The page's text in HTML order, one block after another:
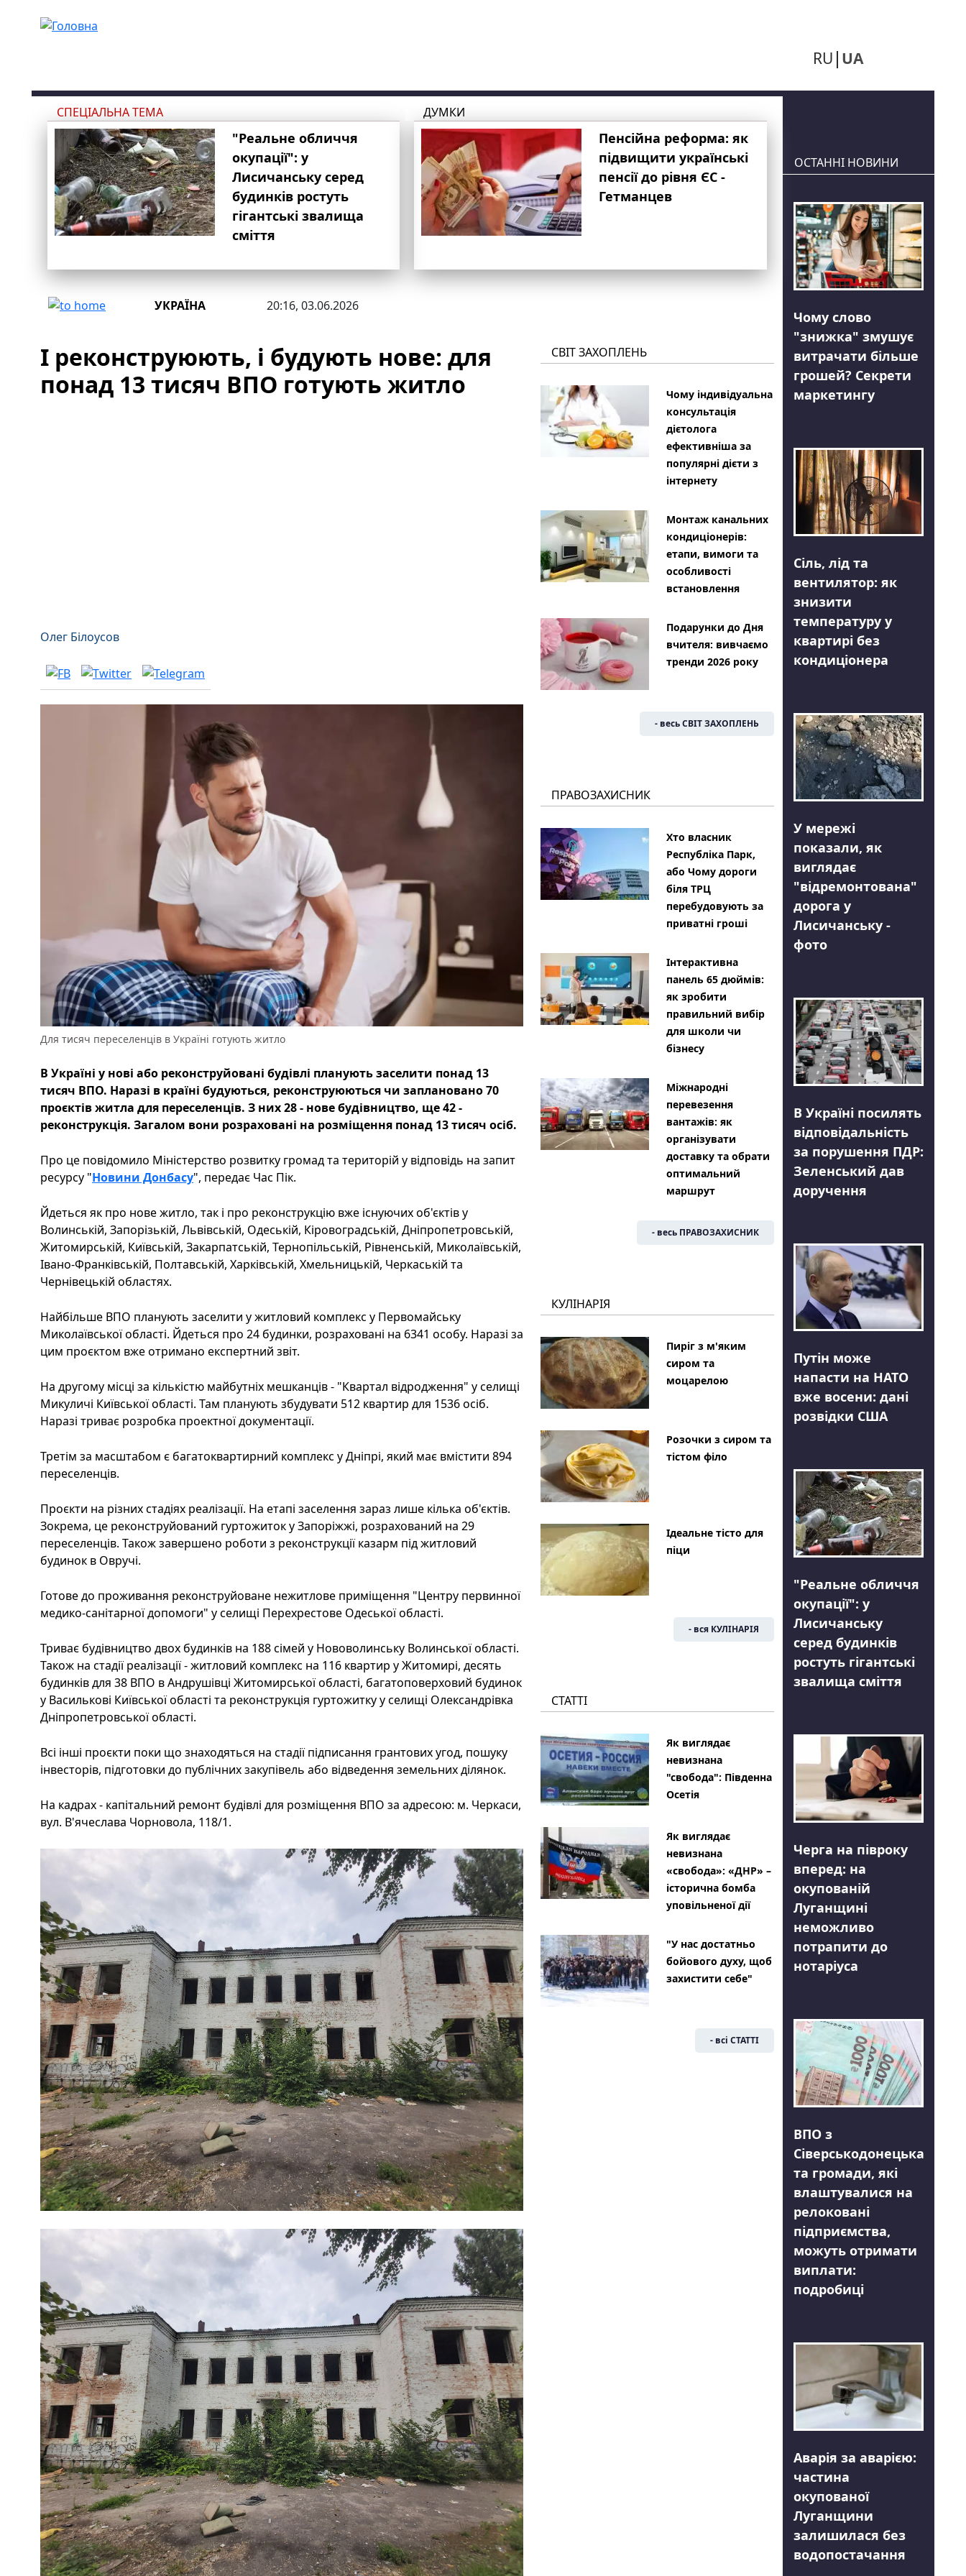
RU UA
СПЕЦІАЛЬНА ТЕМА
"Реальне обличчя
окупації": у
Лисичанську серед
будинків ростуть
гігантські звалища
сміття
ДУМКИ
Пенсійна реформа: як
підвищити українські
пенсії до рівня ЄС -
Гетманцев
УКРАЇНА 20:16, 03.06.2026
І реконструюють, і будують нове: для
понад 13 тисяч ВПО готують житло
Олег Білоусов
Для тисяч переселенців в Україні готують житло
В Україні у нові або реконструйовані будівлі планують заселити понад 13
тисяч ВПО. Наразі в країні будуються, реконструюються чи заплановано 70
проєктів житла для переселенців. З них 28 - нове будівництво, ще 42 -
реконструкція. Загалом вони розраховані на розміщення понад 13 тисяч осіб.
Про це повідомило Міністерство розвитку громад та територій у відповідь на запит
ресурсу "Новини Донбасу", передає Час Пік.
Йдеться як про нове житло, так і про реконструкцію вже існуючих об'єктів у
Волинській, Запорізькій, Львівській, Одеській, Кіровоградській, Дніпропетровській,
Житомирській, Київській, Закарпатській, Тернопільській, Рівненській, Миколаївській,
Івано-Франківській, Полтавській, Харківській, Хмельницькій, Черкаській та
Чернівецькій областях.
Найбільше ВПО планують заселити у житловий комплекс у Первомайську
Миколаївської області. Йдеться про 24 будинки, розраховані на 6341 особу. Наразі за
цим проєктом вже отримано експертний звіт.
На другому місці за кількістю майбутніх мешканців - "Квартал відродження" у селищі
Микуличі Київської області. Там планують збудувати 512 квартир для 1536 осіб.
Наразі триває розробка проектної документації.
Третім за масштабом є багатоквартирний комплекс у Дніпрі, який має вмістити 894
переселенців.
Проєкти на різних стадіях реалізації. На етапі заселення зараз лише кілька об'єктів.
Зокрема, це реконструйований гуртожиток у Запоріжжі, розрахований на 29
переселенців. Також завершено роботи з реконструкції казарм під житловий
будинок в Овручі.
Готове до проживання реконструйоване нежитлове приміщення "Центру первинної
медико-санітарної допомоги" у селищі Перехрестове Одеської області.
Триває будівництво двох будинків на 188 сімей у Нововолинську Волинської області.
Також на стадії реалізації - житловий комплекс на 116 квартир у Житомирі, десять
будинків для 38 ВПО в Андрушівці Житомирської області, багатоповерховий будинок
у Василькові Київської області та реконструкція гуртожитку у селищі Олександрівка
Дніпропетровської області.
Всі інші проєкти поки що знаходяться на стадії підписання грантових угод, пошуку
інвесторів, підготовки до публічних закупівель або відведення земельних ділянок.
На кадрах - капітальний ремонт будівлі для розміщення ВПО за адресою: м. Черкаси,
вул. В'ячеслава Чорновола, 118/1.
СВІТ ЗАХОПЛЕНЬ
Чому індивідуальна
консультація
дієтолога
ефективніша за
популярні дієти з
інтернету
Монтаж канальних
кондиціонерів:
етапи, вимоги та
особливості
встановлення
Подарунки до Дня
вчителя: вивчаємо
тренди 2026 року
- весь СВІТ ЗАХОПЛЕНЬ
ПРАВОЗАХИСНИК
Хто власник
Республіка Парк,
або Чому дороги
біля ТРЦ
перебудовують за
приватні гроші
Інтерактивна
панель 65 дюймів:
як зробити
правильний вибір
для школи чи
бізнесу
Міжнародні
перевезення
вантажів: як
організувати
доставку та обрати
оптимальний
маршрут
- весь ПРАВОЗАХИСНИК
КУЛІНАРІЯ
Пиріг з м'яким
сиром та
моцарелою
Розочки з сиром та
тістом філо
Ідеальне тісто для
піци
- вся КУЛІНАРІЯ
СТАТТІ
Як виглядає
невизнана
"свобода": Південна
Осетія
Як виглядає
невизнана
«свобода»: «ДНР» –
історична бомба
уповільненої дії
"У нас достатньо
бойового духу, щоб
захистити себе"
- всі СТАТТІ
ОСТАННІ НОВИНИ
Чому слово
"знижка" змушує
витрачати більше
грошей? Секрети
маркетингу
Сіль, лід та
вентилятор: як
знизити
температуру у
квартирі без
кондиціонера
У мережі
показали, як
виглядає
"відремонтована"
дорога у
Лисичанську -
фото
В Україні посилять
відповідальність
за порушення ПДР:
Зеленський дав
доручення
Путін може
напасти на НАТО
вже восени: дані
розвідки США
"Реальне обличчя
окупації": у
Лисичанську
серед будинків
ростуть гігантські
звалища сміття
Черга на півроку
вперед: на
окупованій
Луганщині
неможливо
потрапити до
нотаріуса
ВПО з
Сіверськодонецька
та громади, які
влаштувалися на
релоковані
підприємства,
можуть отримати
виплати:
подробиці
Аварія за аварією:
частина
окупованої
Луганщини
залишилася без
водопостачання